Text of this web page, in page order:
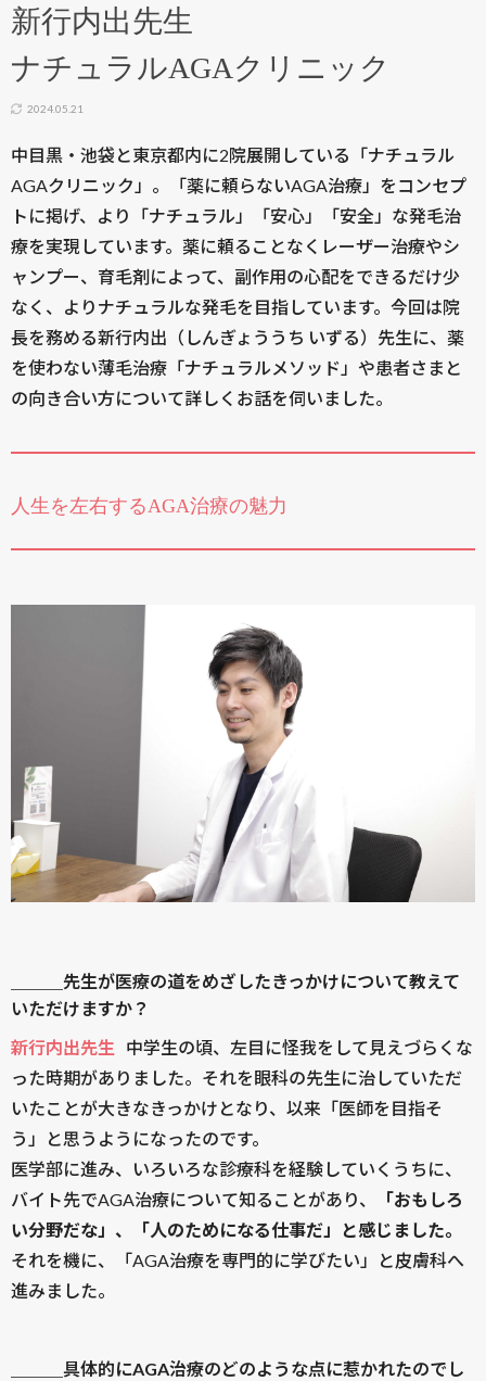
新行内出先生
ナチュラルAGAクリニック
2024.05.21
中目黒・池袋と東京都内に2院展開している「ナチュラル
AGAクリニック」。「薬に頼らないAGA治療」をコンセプ
トに掲げ、より「ナチュラル」「安心」「安全」な発毛治
療を実現しています。薬に頼ることなくレーザー治療やシ
ャンプー、育毛剤によって、副作用の心配をできるだけ少
なく、よりナチュラルな発毛を目指しています。今回は院
長を務める新行内出（しんぎょううち いずる）先生に、薬
を使わない薄毛治療「ナチュラルメソッド」や患者さまと
の向き合い方について詳しくお話を伺いました。
人生を左右するAGA治療の魅力
＿＿＿先生が医療の道をめざしたきっかけについて教えて
いただけますか？
新行内出先生
中学生の頃、左目に怪我をして見えづらくな
った時期がありました。それを眼科の先生に治していただ
いたことが大きなきっかけとなり、以来「医師を目指そ
う」と思うようになったのです。
医学部に進み、いろいろな診療科を経験していくうちに、
バイト先でAGA治療について知ることがあり、
「おもしろ
い分野だな」、「人のためになる仕事だ」と感じました。
それを機に、「AGA治療を専門的に学びたい」と皮膚科へ
進みました。
＿＿＿具体的にAGA治療のどのような点に惹かれたのでし